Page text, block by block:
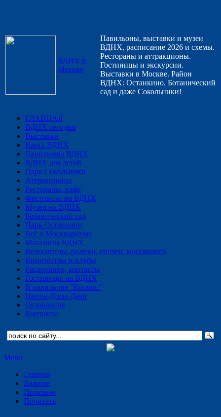
ВДНХ в
Москве
Павильоны, выставки и музеи
ВДНХ, расписание 2026 и схемы.
Рестораны и аттракционы.
Гостиницы и экскурсии.
Выставки в Москве. Район
ВДНХ: Останкино, Ботанический
сад и даже Сокольники!
ГЛАВНАЯ
ВДНХ сегодня
Выставки
Карта ВДНХ
Павильоны ВДНХ
ВДНХ для детей
Парк Сокольники
Аттракционы
Рестораны, кафе
Фестивали на ВДНХ
Музеи на ВДНХ
Ботанический сад
Парк Останкино
Всё о Москвариуме
Магазины ВДНХ
Велосипеды, ролики, сигвеи, моноколесо
Кинотеатры и клубы
Расписание, контакты
Гостиницы на ВДНХ
В павильоне "Космос"
Цветы-Дома-Дачи
Оглавление
Контакты
Menu
Главная
Важное
Полезное
Почитать